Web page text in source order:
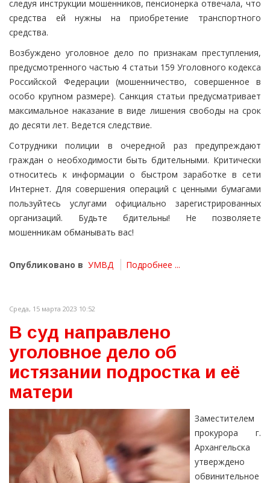
следуя инструкции мошенников, пенсионерка отвечала, что
средства ей нужны на приобретение транспортного
средства.
Возбуждено уголовное дело по признакам преступления,
предусмотренного частью 4 статьи 159 Уголовного кодекса
Российской Федерации (мошенничество, совершенное в
особо крупном размере). Санкция статьи предусматривает
максимальное наказание в виде лишения свободы на срок
до десяти лет. Ведется следствие.
Сотрудники полиции в очередной раз предупреждают
граждан о необходимости быть бдительными. Критически
относитесь к информации о быстром заработке в сети
Интернет. Для совершения операций с ценными бумагами
пользуйтесь услугами официально зарегистрированных
организаций. Будьте бдительны! Не позволяете
мошенникам обманывать вас!
Опубликовано в УМВД Подробнее ...
Среда, 15 марта 2023 10:52
В суд направлено
уголовное дело об
истязании подростка и её
матери
Заместителем
прокурора г.
Архангельска
утверждено
обвинительное